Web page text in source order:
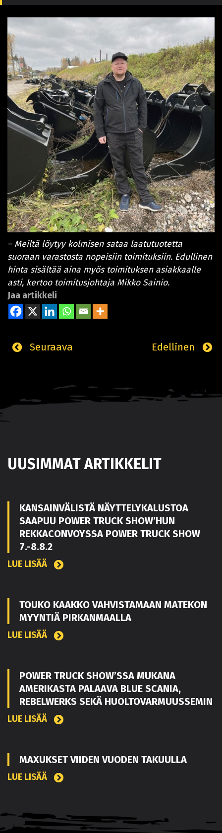
– Meiltä löytyy kolmisen sataa laatutuotetta
suoraan varastosta nopeisiin toimituksiin. Edullinen
hinta sisältää aina myös toimituksen asiakkaalle
asti, kertoo toimitusjohtaja Mikko Sainio.
Jaa artikkeli
Edellinen
Seuraava
UUSIMMAT ARTIKKELIT
KANSAINVÄLISTÄ NÄYTTELYKALUSTOA
SAAPUU POWER TRUCK SHOW’HUN
REKKACONVOYSSA POWER TRUCK SHOW
7.-8.8.2
LUE LISÄÄ
TOUKO KAAKKO VAHVISTAMAAN MATEKON
MYYNTIÄ PIRKANMAALLA
LUE LISÄÄ
POWER TRUCK SHOW’SSA MUKANA
AMERIKASTA PALAAVA BLUE SCANIA,
REBELWERKS SEKÄ HUOLTOVARMUUSSEMIN
LUE LISÄÄ
MAXUKSET VIIDEN VUODEN TAKUULLA
LUE LISÄÄ